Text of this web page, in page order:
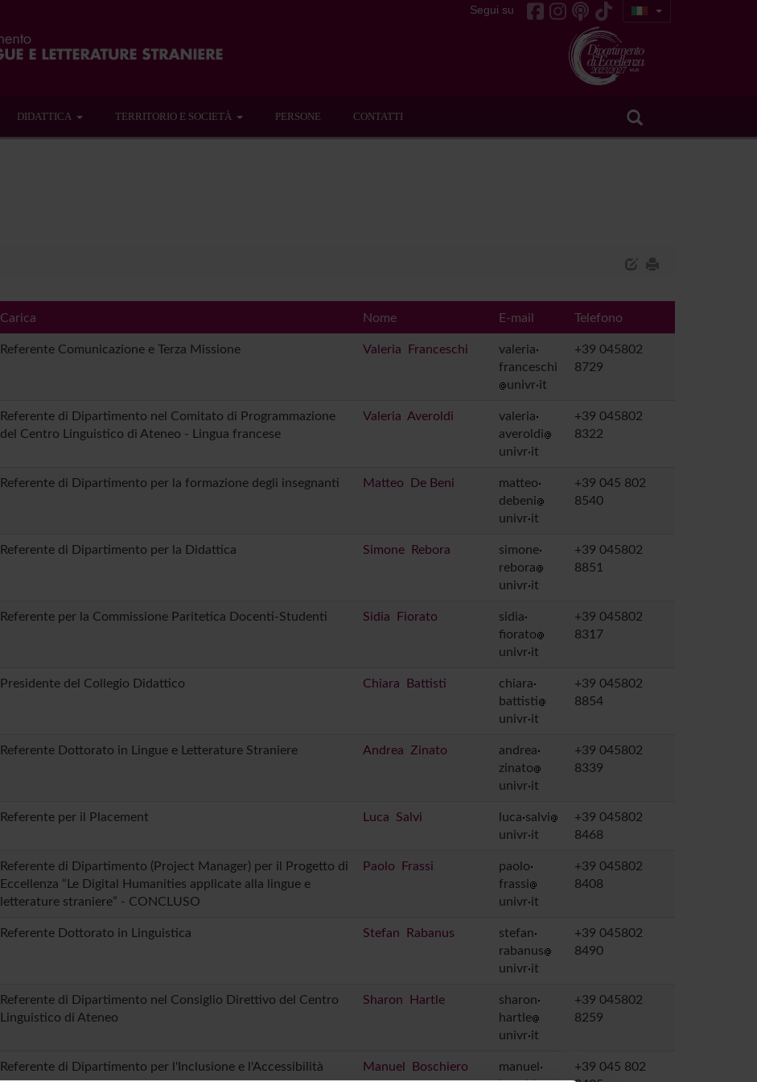
Segui su
DIDATTICA TERRITORIO E SOCIETÀ PERSONE CONTATTI
Carica Nome E-mail Telefono
Referente Comunicazione e Terza Missione Valeria Franceschi
valeria
franceschi
univr it
+39 045802
8729
Referente di Dipartimento nel Comitato di Programmazione
del Centro Linguistico di Ateneo - Lingua francese
Valeria Averoldi
valeria
averoldi
univr it
+39 045802
8322
Referente di Dipartimento per la formazione degli insegnanti Matteo De Beni
matteo
debeni
univr it
+39 045 802
8540
Referente di Dipartimento per la Didattica Simone Rebora
simone
rebora
univr it
+39 045802
8851
Referente per la Commissione Paritetica Docenti-Studenti Sidia Fiorato
sidia
fiorato
univr it
+39 045802
8317
Presidente del Collegio Didattico Chiara Battisti
chiara
battisti
univr it
+39 045802
8854
Referente Dottorato in Lingue e Letterature Straniere Andrea Zinato
andrea
zinato
univr it
+39 045802
8339
Referente per il Placement Luca Salvi luca salvi
univr it
+39 045802
8468
Referente di Dipartimento (Project Manager) per il Progetto di
Eccellenza “Le Digital Humanities applicate alla lingue e
letterature straniere” - CONCLUSO
Paolo Frassi
paolo
frassi
univr it
+39 045802
8408
Referente Dottorato in Linguistica Stefan Rabanus
stefan
rabanus
univr it
+39 045802
8490
Referente di Dipartimento nel Consiglio Direttivo del Centro
Linguistico di Ateneo
Sharon Hartle
sharon
hartle
univr it
+39 045802
8259
Referente di Dipartimento per l'Inclusione e l'Accessibilità Manuel Boschiero
manuel
+39 045 802